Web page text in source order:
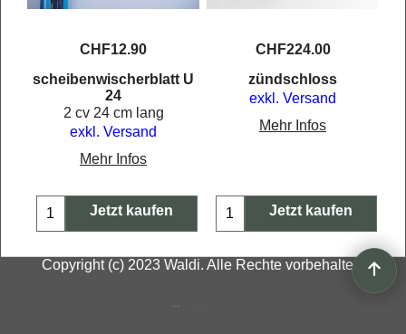
CHF12.90
scheibenwischerblatt U
24
2 cv 24 cm lang
exkl. Versand
Mehr Infos
Jetzt kaufen
CHF224.00
zündschloss
exkl. Versand
Mehr Infos
Jetzt kaufen
Copyright (c) 2023 Waldi. Alle Rechte vorbehalten.